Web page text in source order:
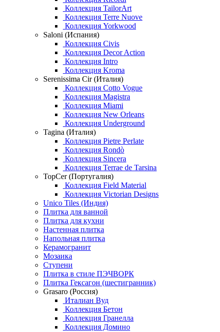
Коллекция TailorArt
Коллекция Terre Nuove
Коллекция Yorkwood
Saloni (Испания)
Коллекция Civis
Коллекция Decor Action
Коллекция Intro
Коллекция Kroma
Serenissima Cir (Италия)
Коллекция Cotto Vogue
Коллекция Magistra
Коллекция Miami
Коллекция New Orleans
Коллекция Underground
Tagina (Италия)
Коллекция Pietre Perlate
Коллекция Rondò
Коллекция Sincera
Коллекция Terrae de Tarsina
TopCer (Португалия)
Коллекция Field Material
Коллекция Victorian Designs
Unico Tiles (Индия)
Плитка для ванной
Плитка для кухни
Настенная плитка
Напольная плитка
Керамогранит
Мозаика
Ступени
Плитка в стиле ПЭЧВОРК
Плитка Гексагон (шестигранник)
Grasaro (Россия)
Италиан Вуд
Коллекция Бетон
Коллекция Гранелла
Коллекция Домино